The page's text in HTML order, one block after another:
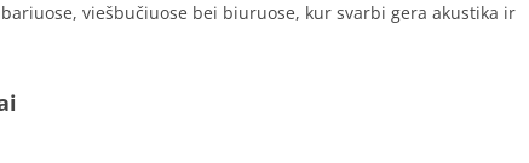
viešbučiuose bei biuruose, kur svarbi gera akustika ir